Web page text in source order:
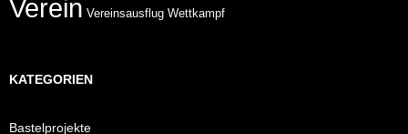
Verein Vereinsausflug Wettkampf
KATEGORIEN
Bastelprojekte